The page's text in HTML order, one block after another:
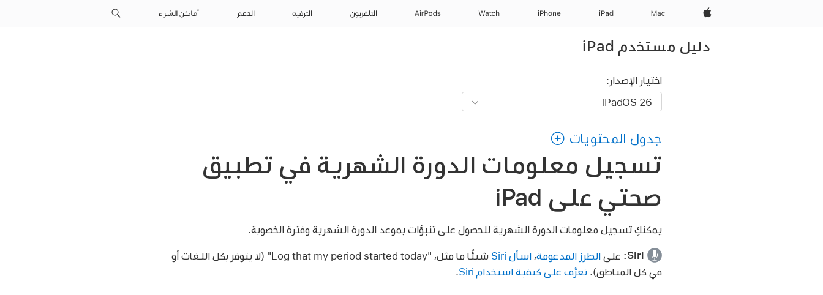
Apple‏
Mac
iPad‏
iPhone
Watch
AirPods التلفزيون الترفيه الدعم أماكن الشراء
دليل مستخدم iPad
اختيار الإصدار:
جدول المحتويات
تسجيل معلومات الدورة الشهرية في تطبيق
صحتي على iPad
يمكنكِ تسجيل معلومات الدورة الشهرية للحصول على تنبؤات بموعد الدورة الشهرية وفترة الخصوبة.
Siri: علىالطرز المدعومة،اسأل Siri شيئًا ما مثل، "Log that my period started today"
(لا يتوفر بكل اللغات أو
في كل المناطق).تعرَّف على كيفية استخدام Siri